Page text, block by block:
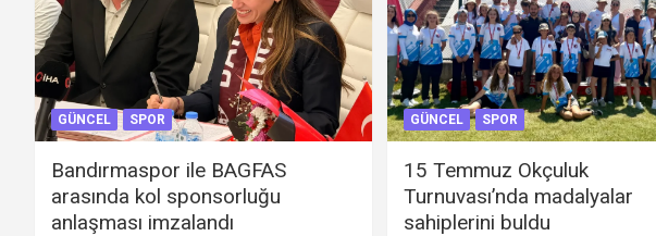
GÜNCEL SPOR
Bandırmaspor ile BAGFAS
arasında kol sponsorluğu
anlaşması imzalandı
GÜNCEL SPOR
15 Temmuz Okçuluk
Turnuvası’nda madalyalar
sahiplerini buldu